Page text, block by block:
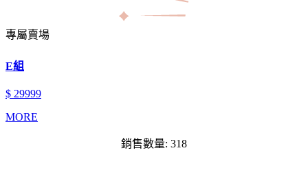
專屬賣場
E組
$ 29999
MORE
銷售數量: 318